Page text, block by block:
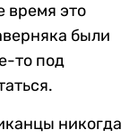
время это
были
то под
никогда